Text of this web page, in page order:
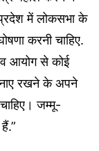
प्रदेश में लोकसभा के
करनी चाहिए.
आयोग से कोई
रखने के अपने
जम्मू-